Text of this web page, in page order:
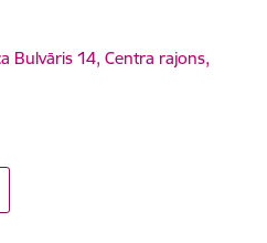
Bulvāris 14, Centra rajons,